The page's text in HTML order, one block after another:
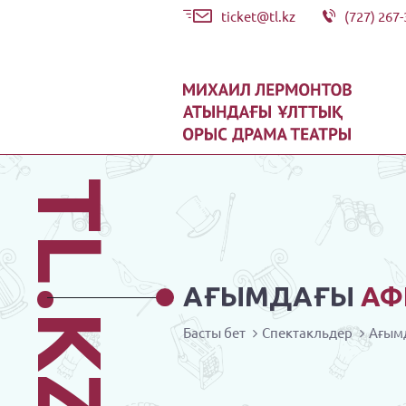
ticket@tl.kz (727)
АҒЫМДАҒЫ
TL.KZ Басты бет Спектакльдер